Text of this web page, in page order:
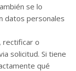
se lo
datos personales
rectificar o
solicitud. Si tiene
qué